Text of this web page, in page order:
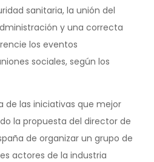
sanitaria, la unión del
y una correcta
los eventos
sociales, según los
de las iniciativas que mejor
la propuesta del director de
de organizar un grupo de
actores de la industria